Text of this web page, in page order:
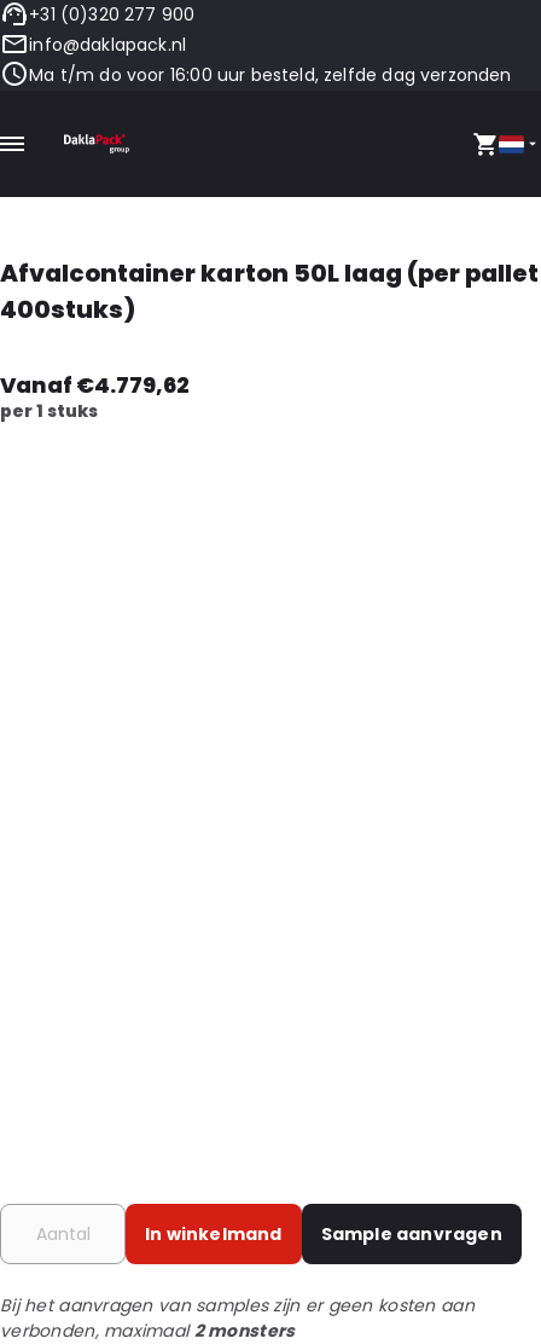
+31 (0)320 277 900
info@daklapack.nl
Ma t/m do voor 16:00 uur besteld, zelfde dag verzonden
Afvalcontainer karton 50L laag (per pallet
400stuks)
Vanaf €4.779,62
per 1 stuks
In winkelmand Sample aanvragen
Bij het aanvragen van samples zijn er geen kosten aan
verbonden, maximaal2 monsters